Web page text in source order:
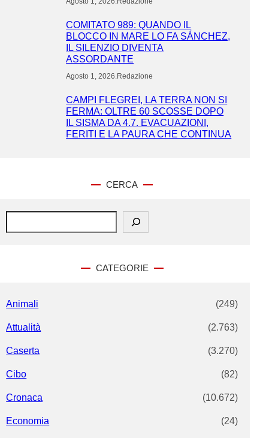
COMITATO 989: QUANDO IL
BLOCCO IN MARE LO FA SÁNCHEZ,
IL SILENZIO DIVENTA
ASSORDANTE
Agosto 1, 2026 Redazione
CAMPI FLEGREI, LA TERRA NON SI
FERMA: OLTRE 60 SCOSSE DOPO
IL SISMA DA 4.7. EVACUAZIONI,
FERITI E LA PAURA CHE CONTINUA
CERCA
S
CATEGORIE
Animali (249)
Attualità (2.763)
Caserta (3.270)
Cibo (82)
Cronaca (10.672)
Economia (24)